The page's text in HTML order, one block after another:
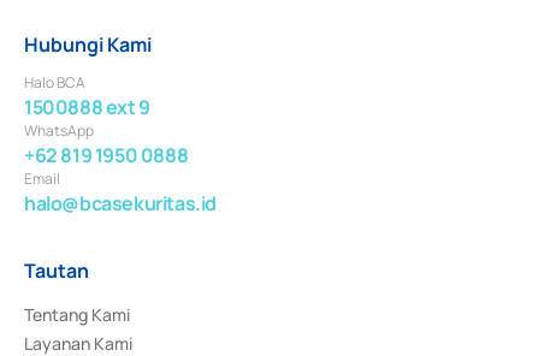
Hubungi Kami
Halo BCA
1500888 ext 9
WhatsApp
+62 819 1950 0888
Email
halo@bcasekuritas.id
Tautan
Tentang Kami
Layanan Kami